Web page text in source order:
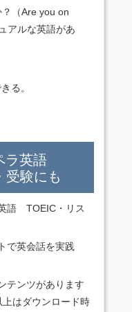
？（Are you on
アルな英語があ
る。
ラ英語
受験にも
語 TOEIC・リス
で英会話を実践
テンツがあります
はダウンロード時